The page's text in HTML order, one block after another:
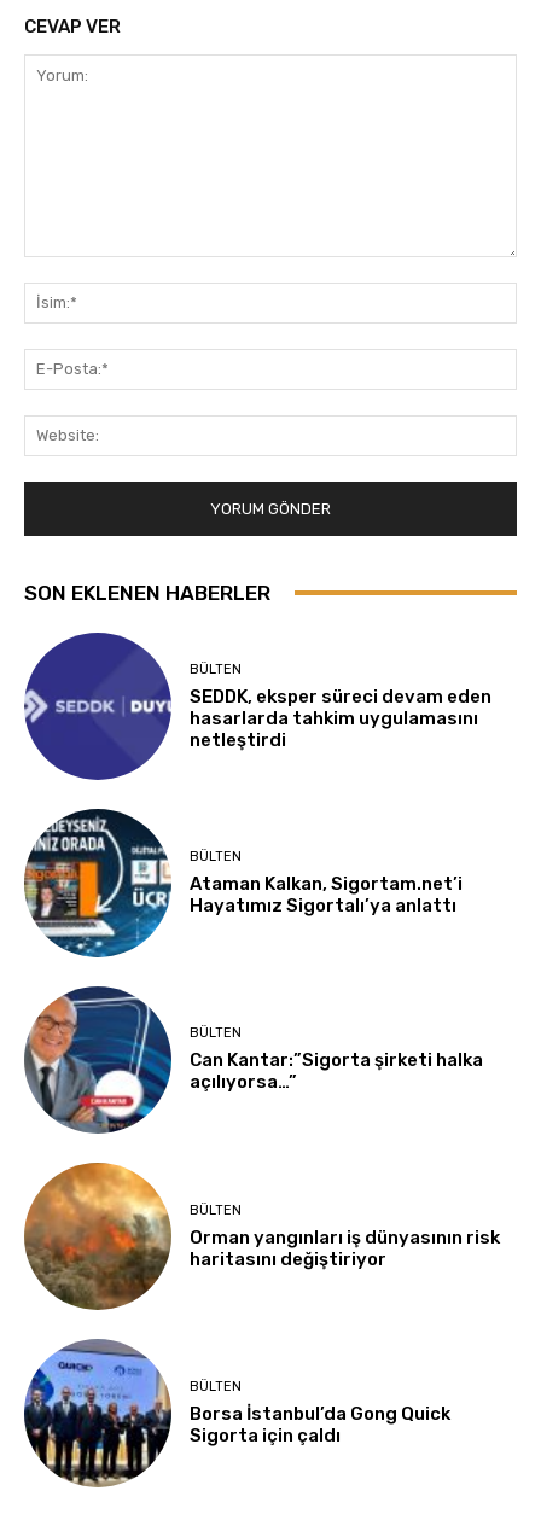
CEVAP VER
SON EKLENEN HABERLER
BÜLTEN
SEDDK, eksper süreci devam eden
hasarlarda tahkim uygulamasını
netleştirdi
BÜLTEN
Ataman Kalkan, Sigortam.net’i
Hayatımız Sigortalı’ya anlattı
BÜLTEN
Can Kantar:”Sigorta şirketi halka
açılıyorsa…”
BÜLTEN
Orman yangınları iş dünyasının risk
haritasını değiştiriyor
BÜLTEN
Borsa İstanbul’da Gong Quick
Sigorta için çaldı